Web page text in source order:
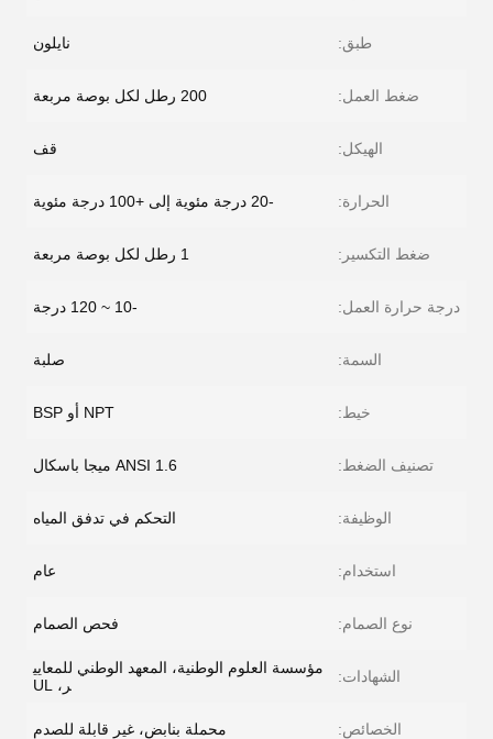
طبق: نايلون
ضغط العمل: 200 رطل لكل بوصة مربعة
الهيكل: قف
الحرارة: -20 درجة مئوية إلى +100 درجة مئوية
ضغط التكسير: 1 رطل لكل بوصة مربعة
درجة حرارة العمل: -10 ~ 120 درجة
السمة: صلبة
خيط: NPT أو BSP
تصنيف الضغط: ANSI 1.6 ميجا باسكال
الوظيفة: التحكم في تدفق المياه
استخدام: عام
نوع الصمام: فحص الصمام
الشهادات:
مؤسسة العلوم الوطنية، المعهد الوطني للمعايي
ر، UL
الخصائص: محملة بنابض، غير قابلة للصدم